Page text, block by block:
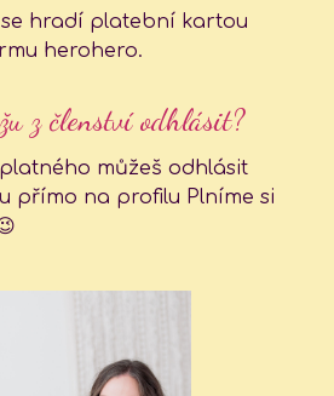
hradí platební kartou
herohero.
z členství odhlásit?
můžeš odhlásit
přímo na profilu Plníme si